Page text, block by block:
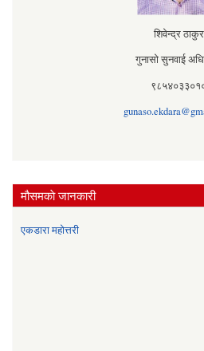
शिवेन्द्र ठाकुर
गुनासो सुनवाई
मौसमकाे जानकारी
एकडारा महोत्तरी